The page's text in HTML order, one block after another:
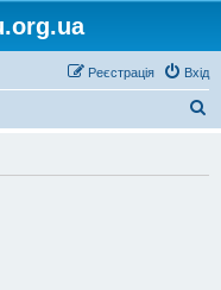
Вхід
Реєстрація